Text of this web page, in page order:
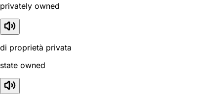
privately owned
di proprietà privata
state owned